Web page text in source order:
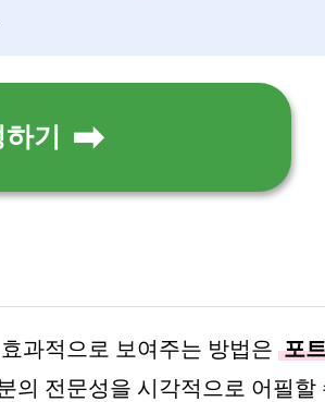
기
과적으로 보여주는 방법은 포
의 전문성을 시각적으로 어필할